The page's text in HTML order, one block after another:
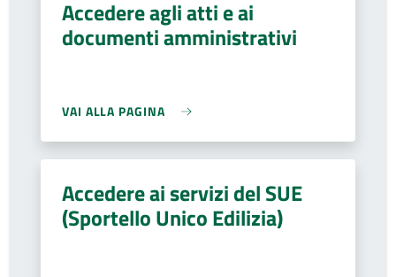
Accedere agli atti e ai
documenti amministrativi
VAI ALLA PAGINA
Accedere ai servizi del SUE
(Sportello Unico Edilizia)